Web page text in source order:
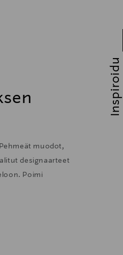
muodot,
designaarteet
Poimi
Inspiroidu